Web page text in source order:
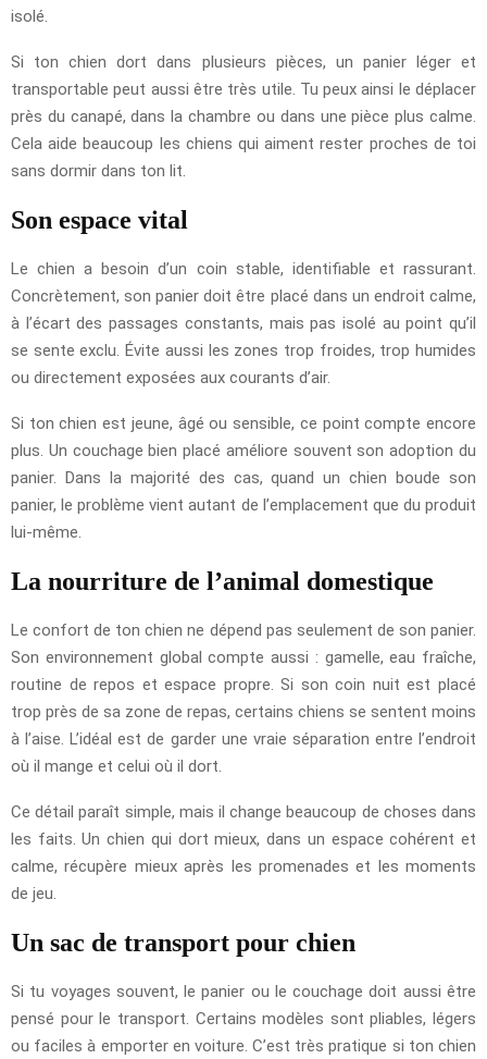
isolé.
Si ton chien dort dans plusieurs pièces, un panier léger et
transportable peut aussi être très utile. Tu peux ainsi le déplacer
près du canapé, dans la chambre ou dans une pièce plus calme.
Cela aide beaucoup les chiens qui aiment rester proches de toi
sans dormir dans ton lit.
Son espace vital
Le chien a besoin d’un coin stable, identifiable et rassurant.
Concrètement, son panier doit être placé dans un endroit calme,
à l’écart des passages constants, mais pas isolé au point qu’il
se sente exclu. Évite aussi les zones trop froides, trop humides
ou directement exposées aux courants d’air.
Si ton chien est jeune, âgé ou sensible, ce point compte encore
plus. Un couchage bien placé améliore souvent son adoption du
panier. Dans la majorité des cas, quand un chien boude son
panier, le problème vient autant de l’emplacement que du produit
lui-même.
La nourriture de l’animal domestique
Le confort de ton chien ne dépend pas seulement de son panier.
Son environnement global compte aussi : gamelle, eau fraîche,
routine de repos et espace propre. Si son coin nuit est placé
trop près de sa zone de repas, certains chiens se sentent moins
à l’aise. L’idéal est de garder une vraie séparation entre l’endroit
où il mange et celui où il dort.
Ce détail paraît simple, mais il change beaucoup de choses dans
les faits. Un chien qui dort mieux, dans un espace cohérent et
calme, récupère mieux après les promenades et les moments
de jeu.
Un sac de transport pour chien
Si tu voyages souvent, le panier ou le couchage doit aussi être
pensé pour le transport. Certains modèles sont pliables, légers
ou faciles à emporter en voiture. C’est très pratique si ton chien